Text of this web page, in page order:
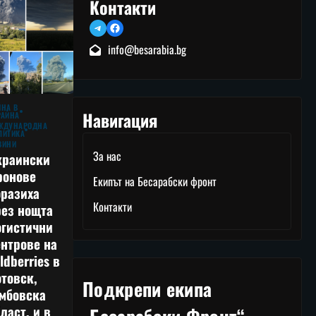
В
нощта
на
в
и в
Контакти
TelegramFacebook
info@besarabia.bg
Навигация
За нас
Екипът на Бесарабски фронт
Контакти
Подкрепи екипа